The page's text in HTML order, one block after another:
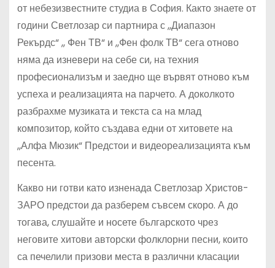
от небезизвестните студиа в София. Както знаете от
години Светлозар си партнира с ,,Диапазон
Рекърдс“ ,, Фен ТВ“ и ,,Фен фолк ТВ“ сега отново
няма да изневери на себе си, на техния
професионализъм и заедно ще вървят отново към
успеха и реализацията на парчето. А доколкото
разбрахме музиката и текста са на млад
композитор, който създава едни от хитовете на
,,Алфа Мюзик“ Предстои и видеореализацията към
песента.
Какво ни готви като изненада Светлозар Христов-
ЗАРО предстои да разберем съвсем скоро. А до
тогава, слушайте и носете българското чрез
неговите хитови авторски фолклорни песни, които
са печелили призови места в различни класации